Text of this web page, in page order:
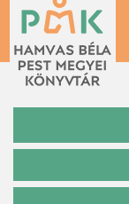
Ugrás
tartalomra